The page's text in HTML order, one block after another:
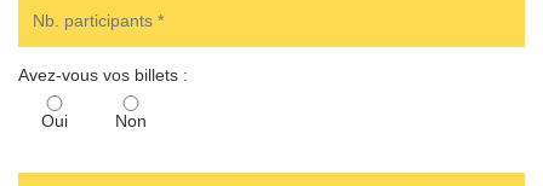
Avez-vous vos billets :
Oui Non